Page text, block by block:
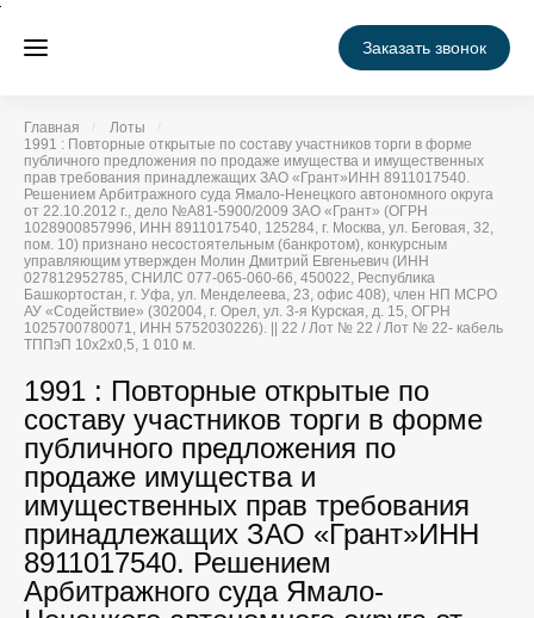
Заказать звонок
Главная
Лоты
1991 : Повторные открытые по составу участников торги в форме
публичного предложения по продаже имущества и имущественных
прав требования принадлежащих ЗАО «Грант»ИНН 8911017540.
Решением Арбитражного суда Ямало-Ненецкого автономного округа
от 22.10.2012 г., дело №А81-5900/2009 ЗАО «Грант» (ОГРН
1028900857996, ИНН 8911017540, 125284, г. Москва, ул. Беговая, 32,
пом. 10) признано несостоятельным (банкротом), конкурсным
управляющим утвержден Молин Дмитрий Евгеньевич (ИНН
027812952785, СНИЛС 077-065-060-66, 450022, Республика
Башкортостан, г. Уфа, ул. Менделеева, 23, офис 408), член НП МСРО
АУ «Содействие» (302004, г. Орел, ул. 3-я Курская, д. 15, ОГРН
1025700780071, ИНН 5752030226). || 22 / Лот № 22 / Лот № 22- кабель
ТППэП 10х2х0,5, 1 010 м.
1991 : Повторные открытые по
составу участников торги в форме
публичного предложения по
продаже имущества и
имущественных прав требования
принадлежащих ЗАО «Грант»ИНН
8911017540. Решением
Арбитражного суда Ямало-